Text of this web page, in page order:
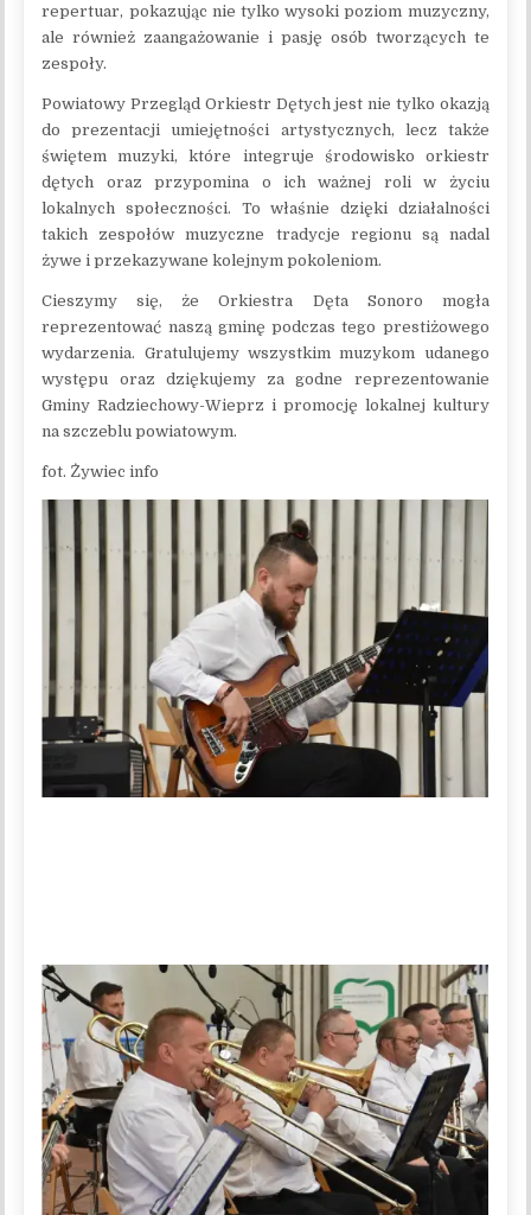
repertuar, pokazując nie tylko wysoki poziom muzyczny,
ale również zaangażowanie i pasję osób tworzących te
zespoły.
Powiatowy Przegląd Orkiestr Dętych jest nie tylko okazją
do prezentacji umiejętności artystycznych, lecz także
świętem muzyki, które integruje środowisko orkiestr
dętych oraz przypomina o ich ważnej roli w życiu
lokalnych społeczności. To właśnie dzięki działalności
takich zespołów muzyczne tradycje regionu są nadal
żywe i przekazywane kolejnym pokoleniom.
Cieszymy się, że Orkiestra Dęta Sonoro mogła
reprezentować naszą gminę podczas tego prestiżowego
wydarzenia. Gratulujemy wszystkim muzykom udanego
występu oraz dziękujemy za godne reprezentowanie
Gminy Radziechowy-Wieprz i promocję lokalnej kultury
na szczeblu powiatowym.
fot. Żywiec info